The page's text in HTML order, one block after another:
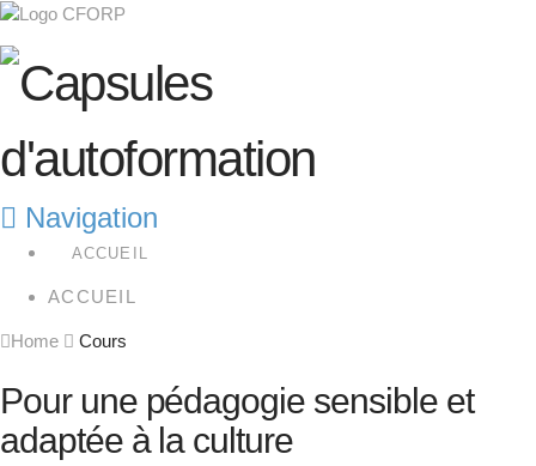
Navigation
ACCUEIL
ACCUEIL
Home Cours
Pour une pédagogie sensible et
adaptée à la culture